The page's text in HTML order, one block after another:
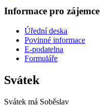
Informace pro zájemce
Úřední deska
Povinné informace
E-podatelna
Formuláře
Svátek
Svátek má Soběslav